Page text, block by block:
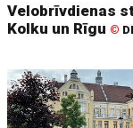
Velobrīvdienas
Kolku un Rīgu ©